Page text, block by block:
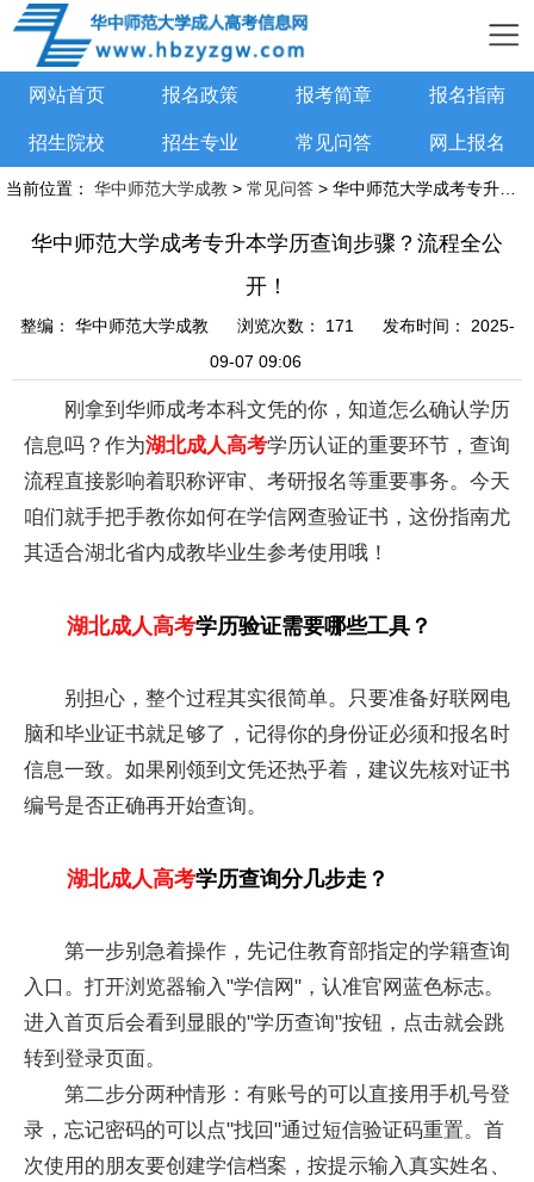
网站首页 报名政策 报考简章 报名指南
招生院校 招生专业 常见问答 网上报名
当前位置： 华中师范大学成教 > 常见问答 > 华中师范大学成考专升本学历查询步骤？流程全公开！
华中师范大学成考专升本学历查询步骤？流程全公
开！
整编： 华中师范大学成教 浏览次数： 171 发布时间：
2025-
09-07 09:06
刚拿到华师成考本科文凭的你，知道怎么确认学历
信息吗？作为湖北成人高考学历认证的重要环节，查询
流程直接影响着职称评审、考研报名等重要事务。今天
咱们就手把手教你如何在学信网查验证书，这份指南尤
其适合湖北省内成教毕业生参考使用哦！
湖北成人高考学历验证需要哪些工具？
别担心，整个过程其实很简单。只要准备好联网电
脑和毕业证书就足够了，记得你的身份证必须和报名时
信息一致。如果刚领到文凭还热乎着，建议先核对证书
编号是否正确再开始查询。
湖北成人高考学历查询分几步走？
第一步别急着操作，先记住教育部指定的学籍查询
入口。打开浏览器输入"学信网"，认准官网蓝色标志。
进入首页后会看到显眼的"学历查询"按钮，点击就会跳
转到登录页面。
第二步分两种情形：有账号的可以直接用手机号登
录，忘记密码的可以点"找回"通过短信验证码重置。首
次使用的朋友要创建学信档案，按提示输入真实姓名、